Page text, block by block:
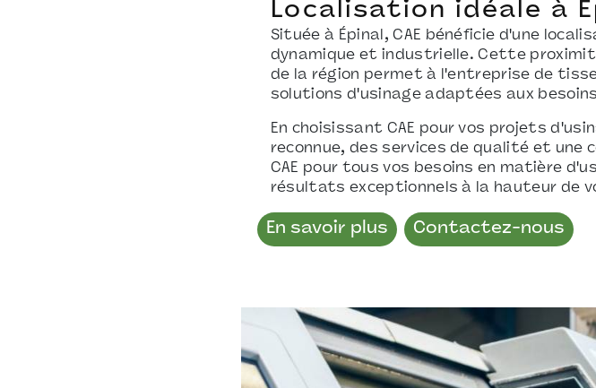
Localisation idéale à
Située à Épinal, CAE bénéficie d'une
dynamique et industrielle. Cette
de la région permet à l'entreprise de
solutions d'usinage adaptées aux
En choisissant CAE pour vos projets
reconnue, des services de qualité et une
CAE pour tous vos besoins en matière
résultats exceptionnels à la hauteur de
En savoir plus Contactez-nous